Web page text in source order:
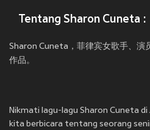
Tentang Sharon Cuneta :
Sharon Cuneta，菲律宾女歌手、演
作品。
Nikmati lagu-lagu Sharon Cuneta di
kita berbicara tentang seorang